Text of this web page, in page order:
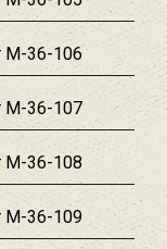
M-36-106
M-36-107
M-36-108
M-36-109